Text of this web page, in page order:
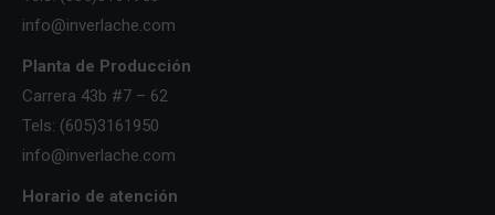
info@inverlache.com
Planta de Producción
Carrera 43b #7 – 62
Tels: (605)3161950
info@inverlache.com
Horario de atención